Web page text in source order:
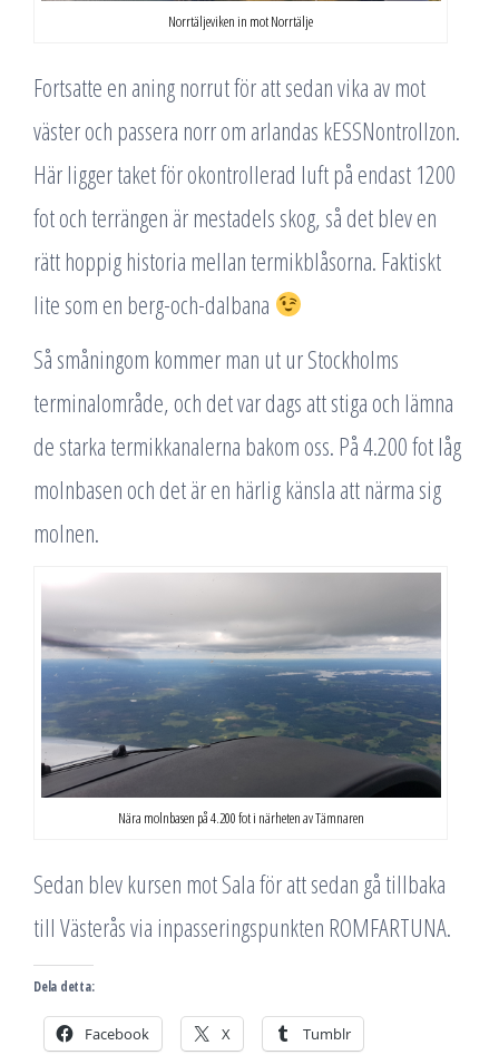
Norrtäljeviken in mot Norrtälje
Fortsatte en aning norrut för att sedan vika av mot
väster och passera norr om arlandas kESSNontrollzon.
Här ligger taket för okontrollerad luft på endast 1200
fot och terrängen är mestadels skog, så det blev en
rätt hoppig historia mellan termikblåsorna. Faktiskt
lite som en berg-och-dalbana
Så småningom kommer man ut ur Stockholms
terminalområde, och det var dags att stiga och lämna
de starka termikkanalerna bakom oss. På 4.200 fot låg
molnbasen och det är en härlig känsla att närma sig
molnen.
Nära molnbasen på 4.200 fot i närheten av Tämnaren
Sedan blev kursen mot Sala för att sedan gå tillbaka
till Västerås via inpasseringspunkten ROMFARTUNA.
Dela detta:
Facebook X Tumblr